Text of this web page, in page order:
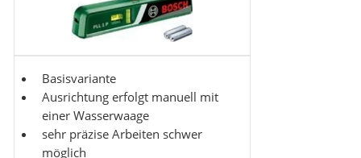
Basisvariante
Ausrichtung erfolgt manuell mit
einer Wasserwaage
sehr präzise Arbeiten schwer
möglich